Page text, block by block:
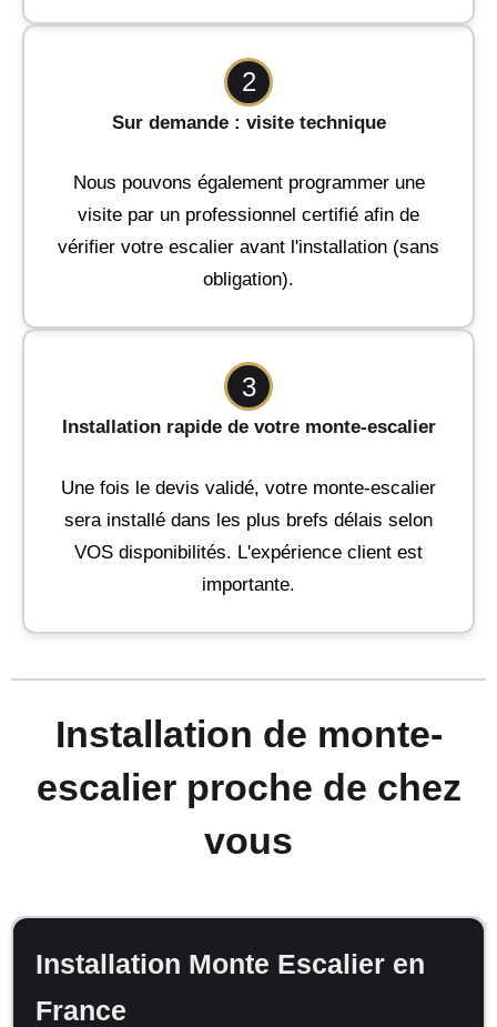
2
Sur demande : visite technique
Nous pouvons également programmer une
visite par un professionnel certifié afin de
vérifier votre escalier avant l'installation (sans
obligation).
3
Installation rapide de votre monte-escalier
Une fois le devis validé, votre monte-escalier
sera installé dans les plus brefs délais selon
VOS disponibilités. L'expérience client est
importante.
Installation de monte-
escalier proche de chez
vous
Installation Monte Escalier en
France